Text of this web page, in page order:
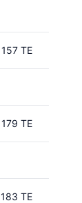
157 TE
179 TE
183 TE